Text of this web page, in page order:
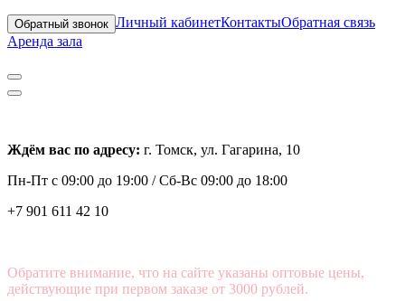
Обратный звонок Личный кабинетКонтактыОбратная связь
Аренда зала
Ждём вас по адресу: г. Томск, ул. Гагарина, 10
Пн-Пт с 09:00 до 19:00 /Сб-Вс 09:00 до 18:00
+7 901 611 42 10
Обратите внимание, что на сайте указаны оптовые цены,
действующие при первом заказе от 3000 рублей.